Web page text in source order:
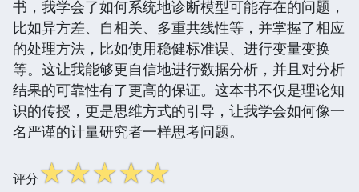
书，我学会了如何系统地诊断模型可能存在的问题，
比如异方差、自相关、多重共线性等，并掌握了相应
的处理方法，比如使用稳健标准误、进行变量变换
等。这让我能够更自信地进行数据分析，并且对分析
结果的可靠性有了更高的保证。这本书不仅是理论知
识的传授，更是思维方式的引导，让我学会如何像一
名严谨的计量研究者一样思考问题。
评分☆☆☆☆☆